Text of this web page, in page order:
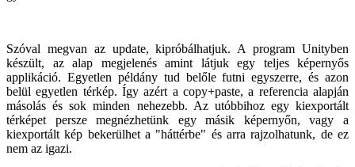
Szóval megvan az update, kipróbálhatjuk. A program Unityben
készült, az alap megjelenés amint látjuk egy teljes képernyős
applikáció. Egyetlen példány tud belőle futni egyszerre, és azon
belül egyetlen térkép. Így azért a copy+paste, a referencia alapján
másolás és sok minden nehezebb. Az utóbbihoz egy kiexportált
térképet persze megnézhetünk egy másik képernyőn, vagy a
kiexportált kép bekerülhet a "háttérbe" és arra rajzolhatunk, de ez
nem az igazi.